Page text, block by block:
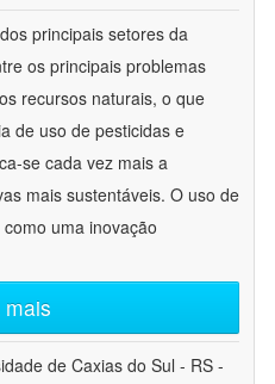
principais setores da
os principais problemas
recursos naturais, o que
de uso de pesticidas e
se cada vez mais a
mais sustentáveis. O uso de
uma inovação
mais
de Caxias do Sul - RS -